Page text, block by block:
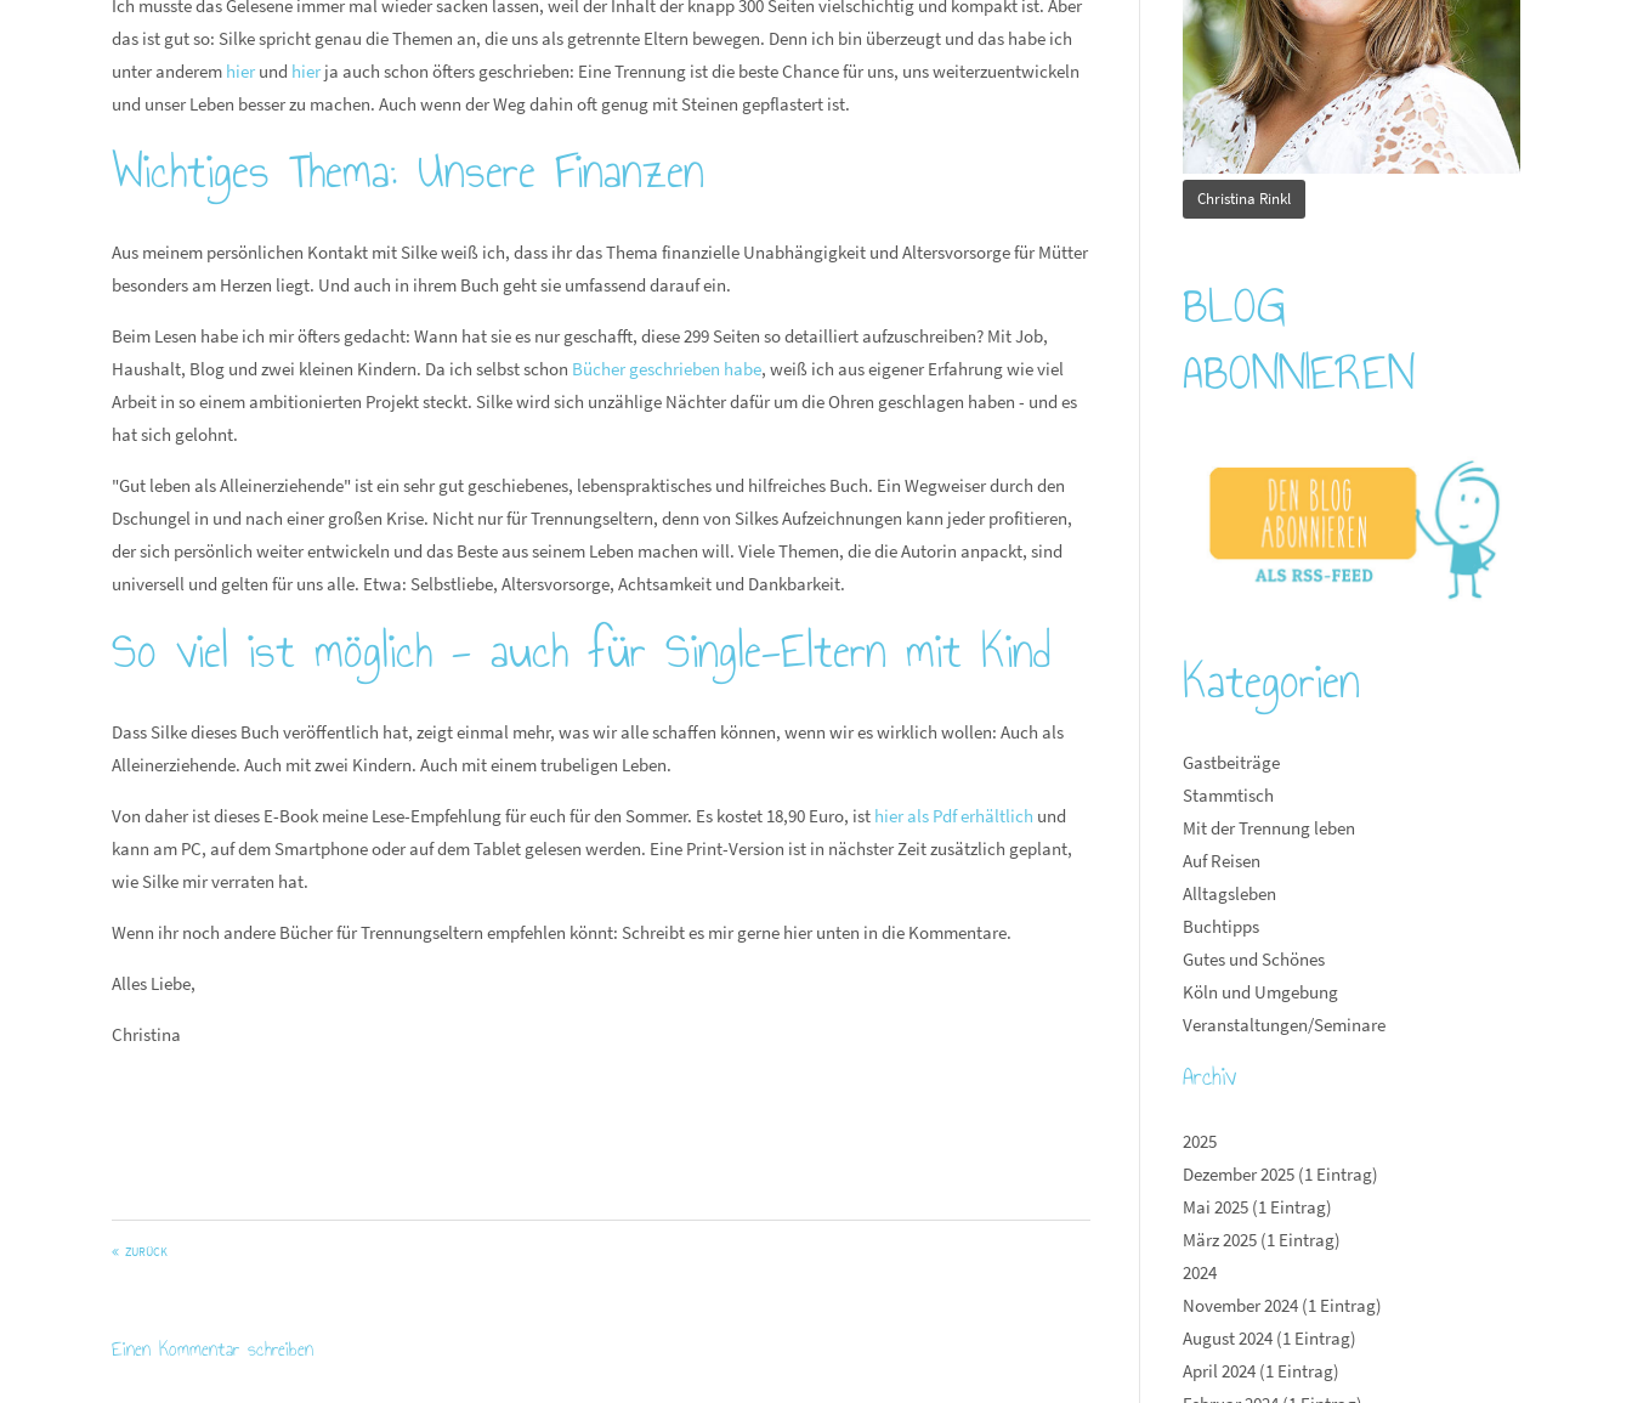
Ich musste das Gelesene immer mal wieder sacken lassen, weil der Inhalt der knapp 300 Seiten vielschichtig und kompakt ist. Aber
das ist gut so: Silke spricht genau die Themen an, die uns als getrennte Eltern bewegen. Denn ich bin überzeugt und das habe ich
unter anderem hier und hier ja auch schon öfters geschrieben: Eine Trennung ist die beste Chance für uns, uns weiterzuentwickeln
und unser Leben besser zu machen. Auch wenn der Weg dahin oft genug mit Steinen gepflastert ist.
Wichtiges Thema: Unsere Finanzen
Aus meinem persönlichen Kontakt mit Silke weiß ich, dass ihr das Thema finanzielle Unabhängigkeit und Altersvorsorge für Mütter
besonders am Herzen liegt. Und auch in ihrem Buch geht sie umfassend darauf ein.
Beim Lesen habe ich mir öfters gedacht: Wann hat sie es nur geschafft, diese 299 Seiten so detailliert aufzuschreiben? Mit Job,
Haushalt, Blog und zwei kleinen Kindern. Da ich selbst schon Bücher geschrieben habe, weiß ich aus eigener Erfahrung wie viel
Arbeit in so einem ambitionierten Projekt steckt. Silke wird sich unzählige Nächter dafür um die Ohren geschlagen haben - und es
hat sich gelohnt.
"Gut leben als Alleinerziehende" ist ein sehr gut geschiebenes, lebenspraktisches und hilfreiches Buch. Ein Wegweiser durch den
Dschungel in und nach einer großen Krise. Nicht nur für Trennungseltern, denn von Silkes Aufzeichnungen kann jeder profitieren,
der sich persönlich weiter entwickeln und das Beste aus seinem Leben machen will. Viele Themen, die die Autorin anpackt, sind
universell und gelten für uns alle. Etwa: Selbstliebe, Altersvorsorge, Achtsamkeit und Dankbarkeit.
So viel ist möglich - auch für Single-Eltern mit Kind
Dass Silke dieses Buch veröffentlich hat, zeigt einmal mehr, was wir alle schaffen können, wenn wir es wirklich wollen: Auch als
Alleinerziehende. Auch mit zwei Kindern. Auch mit einem trubeligen Leben.
Von daher ist dieses E-Book meine Lese-Empfehlung für euch für den Sommer. Es kostet 18,90 Euro, ist hier als Pdf erhältlich und
kann am PC, auf dem Smartphone oder auf dem Tablet gelesen werden. Eine Print-Version ist in nächster Zeit zusätzlich geplant,
wie Silke mir verraten hat.
Wenn ihr noch andere Bücher für Trennungseltern empfehlen könnt: Schreibt es mir gerne hier unten in die Kommentare.
Alles Liebe,
Christina
ZURÜCK
Einen Kommentar schreiben
Christina Rinkl
BLOG
ABONNIEREN
Kategorien
Gastbeiträge
Stammtisch
Mit der Trennung leben
Auf Reisen
Alltagsleben
Buchtipps
Gutes und Schönes
Köln und Umgebung
Veranstaltungen/Seminare
Archiv
2025
Dezember 2025 (1 Eintrag)
Mai 2025 (1 Eintrag)
März 2025 (1 Eintrag)
2024
November 2024 (1 Eintrag)
August 2024 (1 Eintrag)
April 2024 (1 Eintrag)